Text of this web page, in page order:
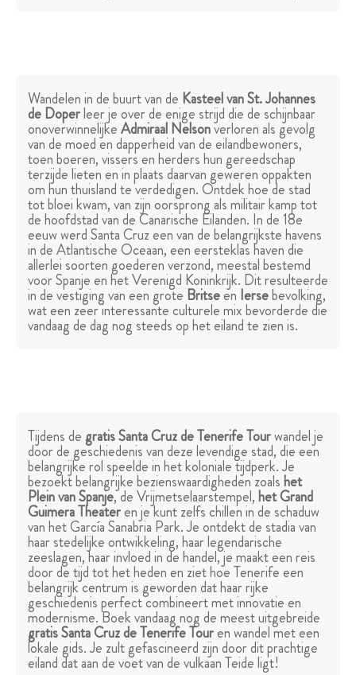
Wandelen in de buurt van de Kasteel van St. Johannes
de Doperleer je over de enige strijd die de schijnbaar
onoverwinnelijkeAdmiraal Nelsonverloren als gevolg
van de moed en dapperheid van de eilandbewoners,
toen boeren, vissers en herders hun gereedschap
terzijde lieten en in plaats daarvan geweren oppakten
om hun thuisland te verdedigen. Ontdek hoe de stad
tot bloei kwam, van zijn oorsprong als militair kamp tot
de hoofdstad van de Canarische Eilanden. In de 18e
eeuw werd Santa Cruz een van de belangrijkste havens
in de Atlantische Oceaan, een eersteklas haven die
allerlei soorten goederen verzond, meestal bestemd
voor Spanje en het Verenigd Koninkrijk. Dit resulteerde
in de vestiging van een grote Britseen Iersebevolking,
wat een zeer interessante culturele mix bevorderde die
vandaag de dag nog steeds op het eiland te zien is.
Tijdens de gratis Santa Cruz de Tenerife Tourwandel je
door de geschiedenis van deze levendige stad, die een
belangrijke rol speelde in het koloniale tijdperk. Je
bezoekt belangrijke bezienswaardigheden zoalshet
Plein van Spanje, de Vrijmetselaarstempel,het Grand
Guimera Theateren je kunt zelfs chillen in de schaduw
van het García Sanabria Park. Je ontdekt de stadia van
haar stedelijke ontwikkeling, haar legendarische
zeeslagen, haar invloed in de handel, je maakt een reis
door de tijd tot het heden en ziet hoe Tenerife een
belangrijk centrum is geworden dat haar rijke
geschiedenis perfect combineert met innovatie en
modernisme. Boek vandaag nog de meest uitgebreide
gratis Santa Cruz de Tenerife Touren wandel met een
lokale gids. Je zult gefascineerd zijn door dit prachtige
eiland dat aan de voet van de vulkaan Teide ligt!